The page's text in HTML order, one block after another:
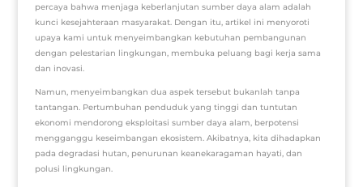
percaya bahwa menjaga keberlanjutan sumber daya alam adalah
kunci kesejahteraan masyarakat. Dengan itu, artikel ini menyoroti
upaya kami untuk menyeimbangkan kebutuhan pembangunan
dengan pelestarian lingkungan, membuka peluang bagi kerja sama
dan inovasi.
Namun, menyeimbangkan dua aspek tersebut bukanlah tanpa
tantangan. Pertumbuhan penduduk yang tinggi dan tuntutan
ekonomi mendorong eksploitasi sumber daya alam, berpotensi
mengganggu keseimbangan ekosistem. Akibatnya, kita dihadapkan
pada degradasi hutan, penurunan keanekaragaman hayati, dan
polusi lingkungan.